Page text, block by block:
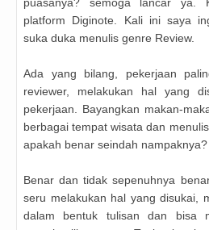
platform Diginote. Kali ini saya
suka duka menulis genre Review.
Ada yang bilang, pekerjaan
reviewer, melakukan hal yang
pekerjaan. Bayangkan makan-
berbagai tempat wisata dan
apakah benar seindah nampaknya?
Benar dan tidak sepenuhnya
seru melakukan hal yang disukai,
dalam bentuk tulisan dan bisa